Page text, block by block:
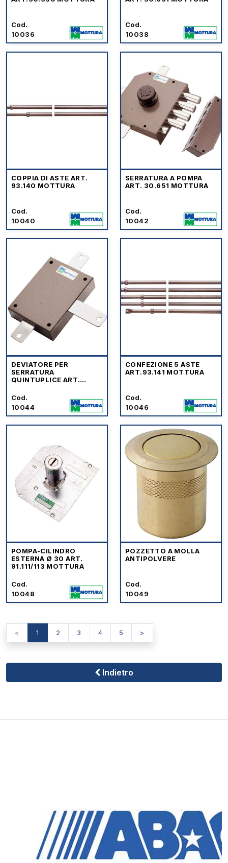
Indietro
Cod.
10036
Cod.
10038
COPPIA DI ASTE ART.
93.140 MOTTURA
Cod.
10040
SERRATURA A POMPA
ART. 30.651 MOTTURA
Cod.
10042
DEVIATORE PER
SERRATURA
QUINTUPLICE ART.
Cod.
10044
CONFEZIONE 5 ASTE
ART.93.141 MOTTURA
Cod.
10046
POMPA-CILINDRO
ESTERNA Ø 30 ART.
91.111/113 MOTTURA
Cod.
10048
POZZETTO A MOLLA
ANTIPOLVERE
Cod.
10049
< 1 2 3 4 5 >